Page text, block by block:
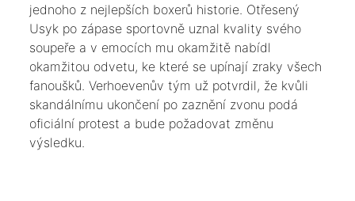
jednoho z nejlepších boxerů historie. Otřesený
Usyk po zápase sportovně uznal kvality svého
soupeře a v emocích mu okamžitě nabídl
okamžitou odvetu, ke které se upínají zraky všech
fanoušků. Verhoevenův tým už potvrdil, že kvůli
skandálnímu ukončení po zaznění zvonu podá
oficiální protest a bude požadovat změnu
výsledku.